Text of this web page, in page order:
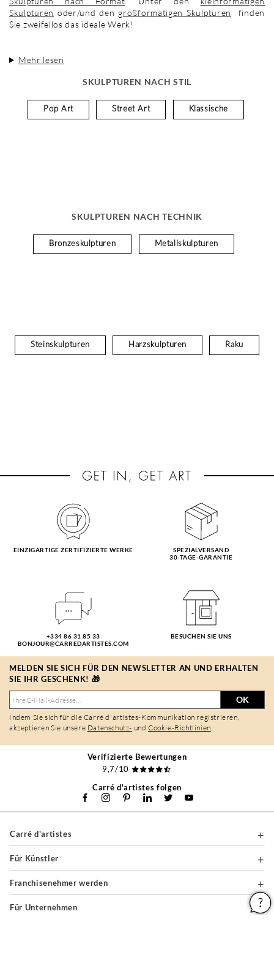
Skulpturen oder/und den großformatigen Skulpturen
finden
Sie zweifellos das ideale Werk!
Mehr lesen
SKULPTUREN NACH STIL
Pop Art Street Art Klassische
SKULPTUREN NACH TECHNIK
Bronzeskulpturen Metallskulpturen
Steinskulpturen Harzskulpturen Raku
EINZIGARTIGE ZERTIFIZIERTE WERKE
SPEZIALVERSAND
30-TAGE-GARANTIE
+334 86 31 85 33
BONJOUR@CARREDARTISTES.COM
BESUCHEN SIE UNS
MELDEN SIE SICH FÜR DEN NEWSLETTER AN UND ERHALTEN
SIE IHR GESCHENK! 🎁
OK
Indem Sie sich für die Carré d'artistes-Kommunikation registrieren,
akzeptieren Sie unsere Datenschutz- undCookie-Richtlinien.
Verifizierte Bewertungen
9,7/10
Carré d'artistes folgen
Carré d'artistes
Für Künstler
Franchisenehmer werden
Für Unternehmen